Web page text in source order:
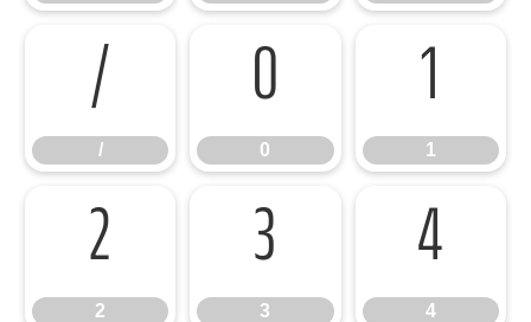
/
/ 0
0 1
1
2
2 3
3 4
4